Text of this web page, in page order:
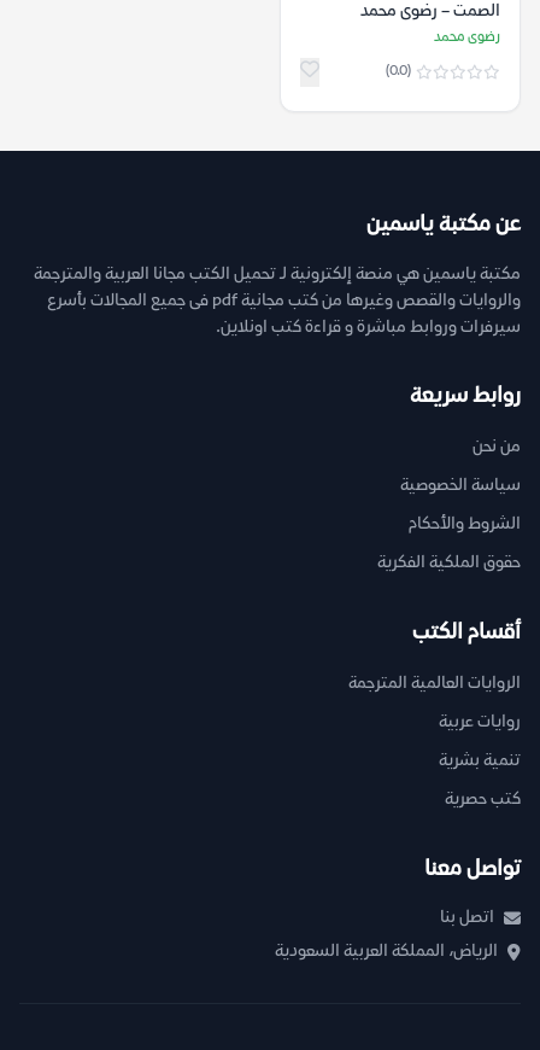
الصمت – رضوى محمد
رضوى محمد
(0.0)
عن مكتبة ياسمين
مكتبة ياسمين هي منصة إلكترونية لـ تحميل الكتب مجانا العربية والمترجمة
والروايات والقصص وغيرها من كتب مجانية pdf فى جميع المجالات بأسرع
سيرفرات وروابط مباشرة و قراءة كتب اونلاين.
روابط سريعة
من نحن
سياسة الخصوصية
الشروط والأحكام
حقوق الملكية الفكرية
أقسام الكتب
الروايات العالمية المترجمة
روايات عربية
تنمية بشرية
كتب حصرية
تواصل معنا
اتصل بنا
الرياض، المملكة العربية السعودية